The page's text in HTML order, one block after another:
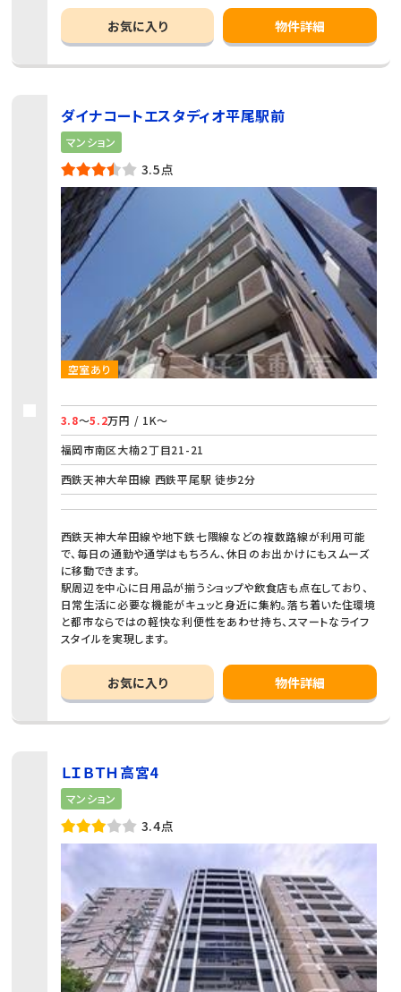
お気に入り 物件詳細
ダイナコートエスタディオ平尾駅前
マンション
3.5点
空室あり
3.8～5.2万円 / 1K～
福岡市南区大楠２丁目21-21
西鉄天神大牟田線 西鉄平尾駅 徒歩2分
西鉄天神大牟田線や地下鉄七隈線などの複数路線が利用可能
で、毎日の通勤や通学はもちろん、休日のお出かけにもスムーズ
に移動できます。
駅周辺を中心に日用品が揃うショップや飲食店も点在しており、
日常生活に必要な機能がキュッと身近に集約。落ち着いた住環境
と都市ならではの軽快な利便性をあわせ持ち、スマートなライフ
スタイルを実現します。
お気に入り 物件詳細
ＬＩＢＴＨ高宮4
マンション
3.4点